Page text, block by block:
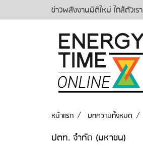
ข่าวพลังงานมิติใหม่ ใกล้ตัวเรา
หน้าแรก บทความทั้งหมด
ปตท. จำกัด (มหาชน)